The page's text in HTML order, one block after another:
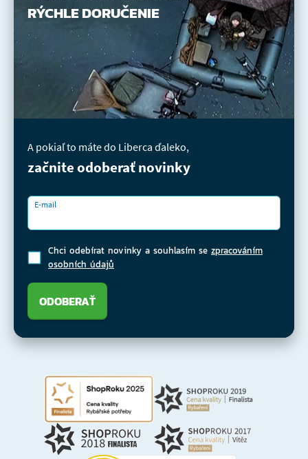
RÝCHLE DORUČENIE
A pokiaľ to máte do Liberca ďaleko,
začnite odoberať novinky
E-mail
Chci odebírat novinky a souhlasím se zpracováním
osobních údajů
ODOBERAŤ